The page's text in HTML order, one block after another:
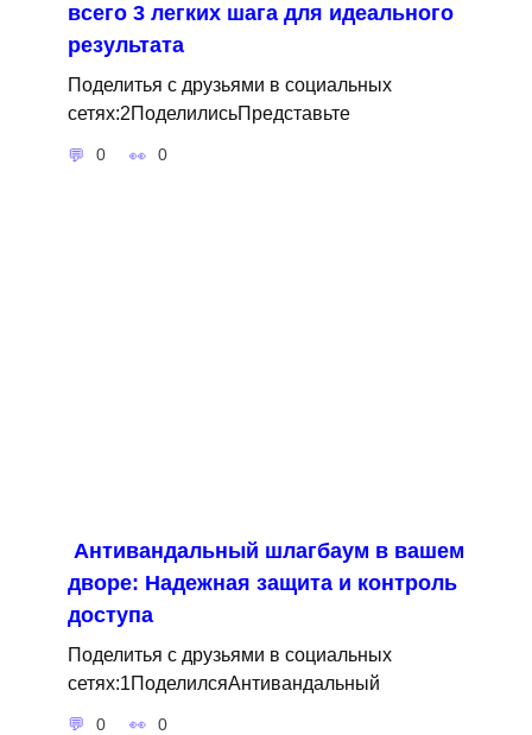
всего 3 легких шага для идеального
результата
Поделитья с друзьями в социальных
сетях:2ПоделилисьПредставьте
0 0
Антивандальный шлагбаум в вашем
дворе: Надежная защита и контроль
доступа
Поделитья с друзьями в социальных
сетях:1ПоделилсяАнтивандальный
0 0